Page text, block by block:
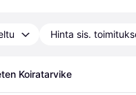
Hinta sis.
Koiratarvike